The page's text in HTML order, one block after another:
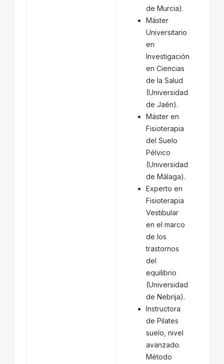
de Murcia).
Máster
Universitario
en
Investigación
en Ciencias
de la Salud
(Universidad
de Jaén).
Máster en
Fisioterapia
del Suelo
Pélvico
(Universidad
de Málaga).
Experto en
Fisioterapia
Vestibular
en el marco
de los
trastornos
del
equilibrio
(Universidad
de Nebrija).
Instructora
de Pilates
suelo, nivel
avanzado.
Método